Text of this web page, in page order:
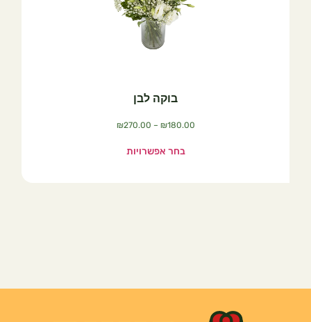
בוקה לבן
₪180.00
–
₪270.00
בחר אפשרויות